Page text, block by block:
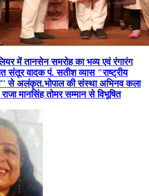
में तानसेन समरोह का भव्य एवं रंगारंग
संतूर वादक पं. सतीश व्यास "राष्ट्रीय
से अलंकृत.भोपाल की संस्था अभिनव कला
राजा मानसिंह तोमर सम्मान से विभूषित